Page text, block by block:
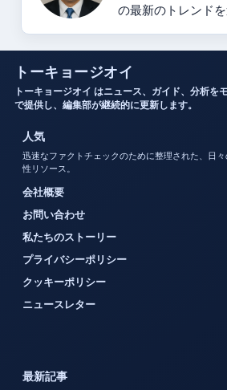
の最新のトレンド
トーキョージオイ
トーキョージオイ はニュース、ガイド、分析を
で提供し、編集部が継続的に更新します。
人気
迅速なファクトチェックのために整理された、日
性リソース。
会社概要
お問い合わせ
私たちのストーリー
プライバシーポリシー
クッキーポリシー
ニュースレター
最新記事